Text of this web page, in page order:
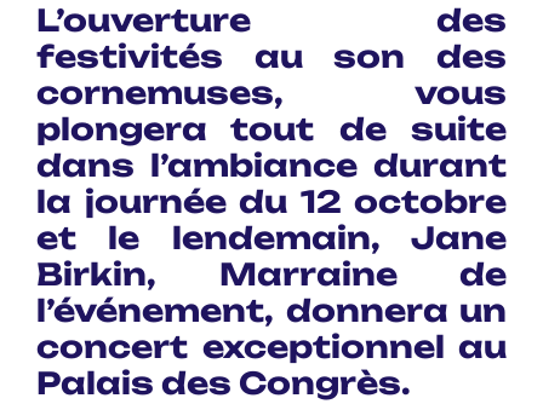
L’ouverture des
festivités au son des
cornemuses, vous
plongera tout de suite
dans l’ambiance durant
la journée du 12 octobre
et le lendemain, Jane
Birkin, Marraine de
l’événement, donnera un
concert exceptionnel au
Palais des Congrès.